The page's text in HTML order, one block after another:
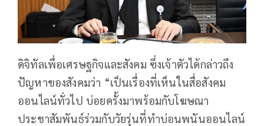
ดิจิทัลเพื่อเศรษฐกิจและสังคม ซึ่งเจ้าตัวได้กล่าวถึง
ปัญหาของสังคมว่า “เป็นเรื่องที่เห็นในสื่อสังคม
ออนไลน์ทั่วไป บ่อยครั้งมาพร้อมกับโฆษณา
ประชาสัมพันธ์ร่วมกับวัยรุ่นที่ทำบ่อนพนันออนไลน์